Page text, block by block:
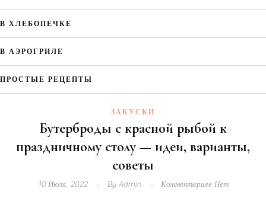
В ХЛЕБОПЕЧКЕ
В АЭРОГРИЛЕ
ПРОСТЫЕ РЕЦЕПТЫ
ЗАКУСКИ
Бутерброды с красной рыбой к
праздничному столу — идеи, варианты,
советы
10 Июля, 2022 ByAdmin Комментариев Нет